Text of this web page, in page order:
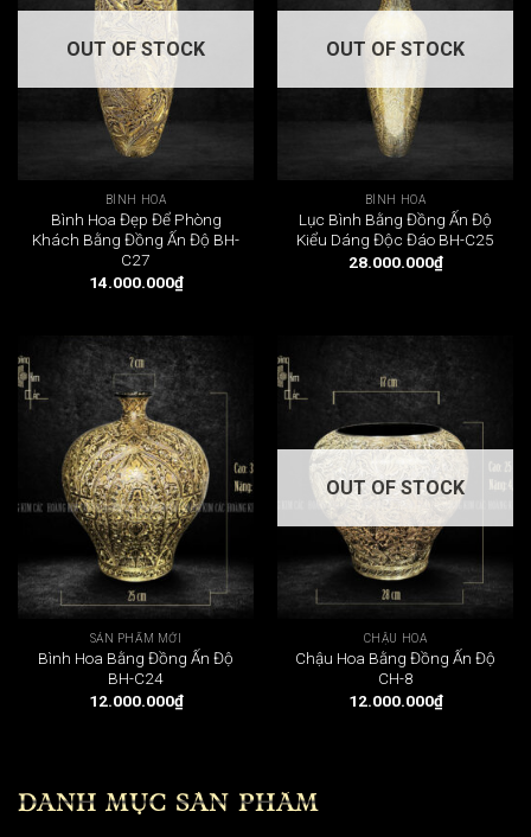
OUT OF STOCK
BÌNH HOA
Bình Hoa Đẹp Để Phòng
Khách Bằng Đồng Ấn Độ BH-
C27
14.000.000₫
OUT OF STOCK
BÌNH HOA
Lục Bình Bằng Đồng Ấn Độ
Kiểu Dáng Độc Đáo BH-C25
28.000.000₫
SẢN PHẨM MỚI
Bình Hoa Bằng Đồng Ấn Độ
BH-C24
12.000.000₫
OUT OF STOCK
CHẬU HOA
Chậu Hoa Bằng Đồng Ấn Độ
CH-8
12.000.000₫
DANH MỤC SẢN PHẨM